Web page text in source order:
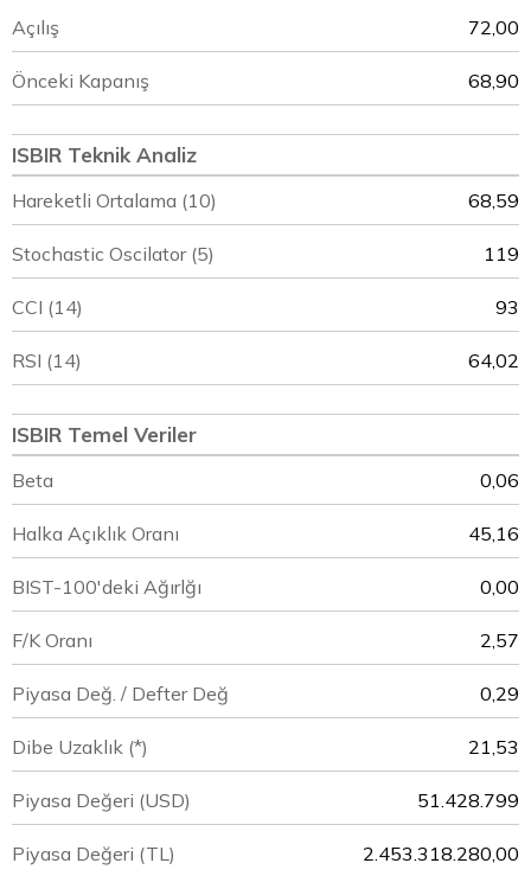
Açılış 72,00
Önceki Kapanış 68,90
ISBIR Teknik Analiz
Hareketli Ortalama (10) 68,59
Stochastic Oscilator (5) 119
CCI (14) 93
RSI (14) 64,02
ISBIR Temel Veriler
Beta 0,06
Halka Açıklık Oranı 45,16
BIST-100'deki Ağırlğı 0,00
F/K Oranı 2,57
Piyasa Değ. / Defter Değ 0,29
Dibe Uzaklık (*) 21,53
Piyasa Değeri (USD) 51.428.799
Piyasa Değeri (TL) 2.453.318.280,00